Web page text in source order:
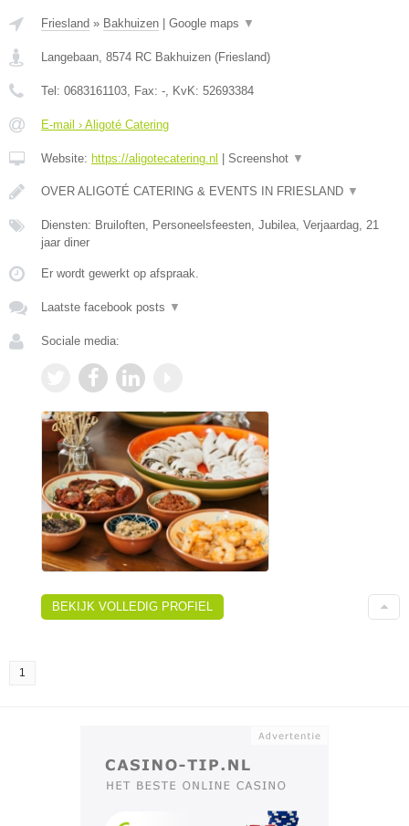
Friesland » Bakhuizen Google maps ▼
Langebaan, 8574 RC Bakhuizen (Friesland)
Tel: 0683161103, Fax: -, KvK: 52693384
E-mail › Aligoté Catering
Website: https://aligotecatering.nl Screenshot ▼
OVER ALIGOTÉ CATERING & EVENTS IN FRIESLAND ▼
Diensten: Bruiloften, Personeelsfeesten, Jubilea, Verjaardag, 21
jaar diner
Er wordt gewerkt op afspraak.
Laatste facebook posts ▼
Sociale media:
BEKIJK VOLLEDIG PROFIEL
1